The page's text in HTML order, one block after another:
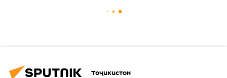
Тоҷикистон